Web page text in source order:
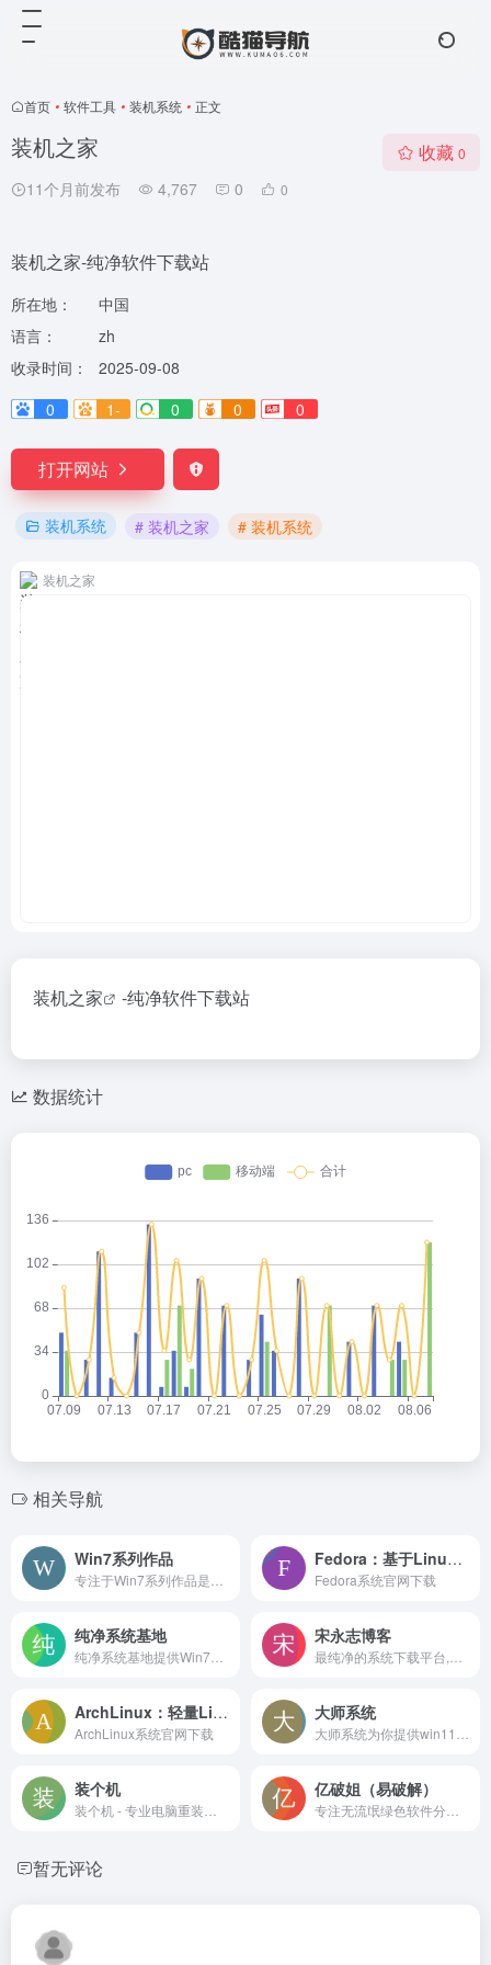
首页 • 软件工具 • 装机系统 • 正文
装机之家
11个月前发布 4,767 0 0
收藏 0
装机之家-纯净软件下载站
所在地：
中国
语言：
zh
收录时间：
2025-09-08
0
1- 0 0 0
打开网站
装机系统 # 装机之家 # 装机系统
装机之家
装机之家 -纯净软件下载站
数据统计
相关导航
Win7系列作品 Fedora：基于Linux的操作系统
Fedora系统官网下载
纯净系统基地 宋永志博客
ArchLinux：轻量Linux系统
ArchLinux系统官网下载
大师系统
装个机 亿破姐（易破解）
暂无评论